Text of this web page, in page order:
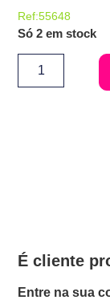
Ref:55648
Só 2 em stock
É cliente
Entre na sua